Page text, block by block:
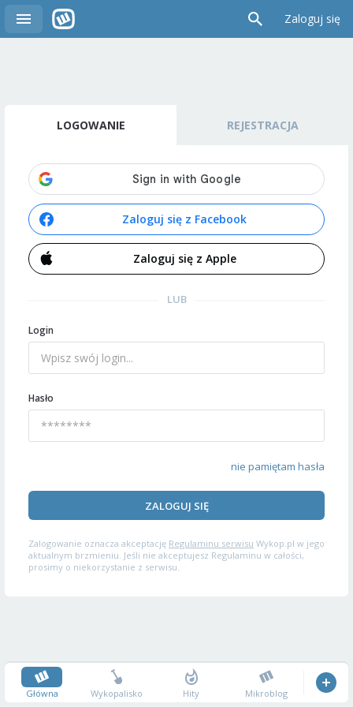
Zaloguj się
LOGOWANIE REJESTRACJA
Zaloguj się z Facebook
Zaloguj się z Apple
LUB
Login
Hasło
nie pamiętam hasła
ZALOGUJ SIĘ
Zalogowanie oznacza akceptację Regulaminu serwisu Wykop.pl w jego
aktualnym brzmieniu. Jeśli nie akceptujesz Regulaminu w całości,
prosimy o niekorzystanie z serwisu.
Główna Wykopalisko Hity Mikroblog